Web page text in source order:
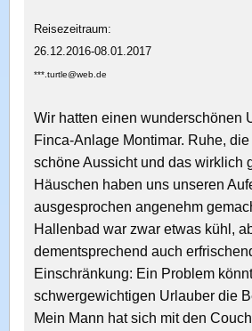
Reisezeitraum:
26.12.2016-08.01.2017
***.turtle@web.de
Wir hatten einen wunderschönen
Finca-Anlage Montimar. Ruhe,
schöne Aussicht und das wirklich
Häuschen haben uns unseren
ausgesprochen angenehm
Hallenbad war zwar etwas kühl,
dementsprechend auch
Einschränkung: Ein Problem
schwergewichtigen Urlauber die
Mein Mann hat sich mit den